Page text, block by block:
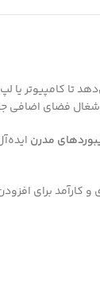
تا کامپیوتر یا
اشغال فضای اضافی
مدرن
کارآمد برای